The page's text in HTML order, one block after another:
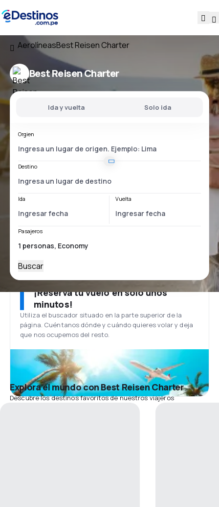
AerolíneasBest Reisen Charter
Best Reisen Charter
Ida y vuelta Solo ida
Orgien
Destino
Ida Vuelta
Pasajeros
Buscar
¡Reserva tu vuelo en solo unos
minutos!
Utiliza el buscador situado en la parte superior de la
página. Cuéntanos dónde y cuándo quieres volar y deja
que nos ocupemos del resto.
Explora el mundo con Best Reisen Charter
Descubre los destinos favoritos de nuestros viajeros